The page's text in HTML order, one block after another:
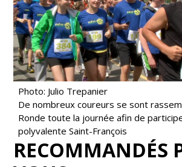
Photo: Julio Trepanier
De nombreux coureurs se sont
Ronde toute la journée afin de
polyvalente Saint-François
RECOMMANDÉS